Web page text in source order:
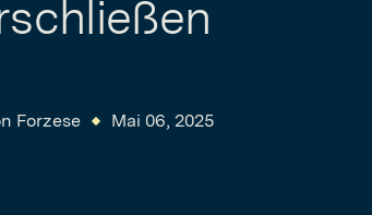
Forzese Mai 06, 2025